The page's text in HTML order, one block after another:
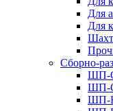
Для
Для
Сборно-
ШП-
ШП-
ШП-